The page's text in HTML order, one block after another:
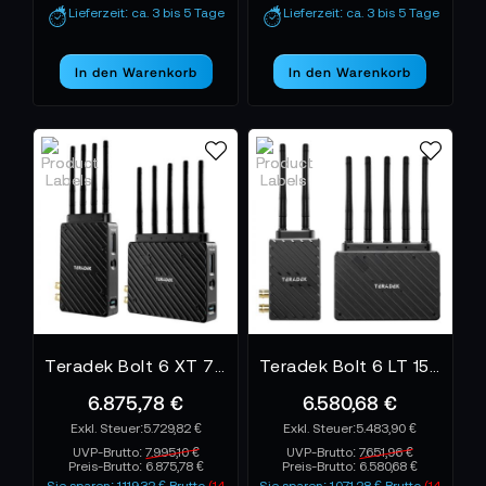
Lieferzeit: ca. 3 bis 5 Tage
In den Warenkorb
Lieferzeit: ca. 3 bis 5 Tage
In den Warenkorb
6.875,78 €
5.729,82 €
UVP-Brutto: 7.995,10 €
Preis-Brutto: 6.875,78 €
6.580,68 €
5.483,90 €
UVP-Brutto:7.651,96 €
Preis-Brutto: 6.580,68 €